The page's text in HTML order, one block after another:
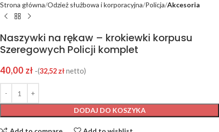
Strona główna Odzież służbowa i korporacyjna Policja Akcesoria
Naszywki na rękaw – krokiewki korpusu
Szeregowych Policji komplet
40,00 zł -(32,52 złnetto)
DODAJ DO KOSZYKA